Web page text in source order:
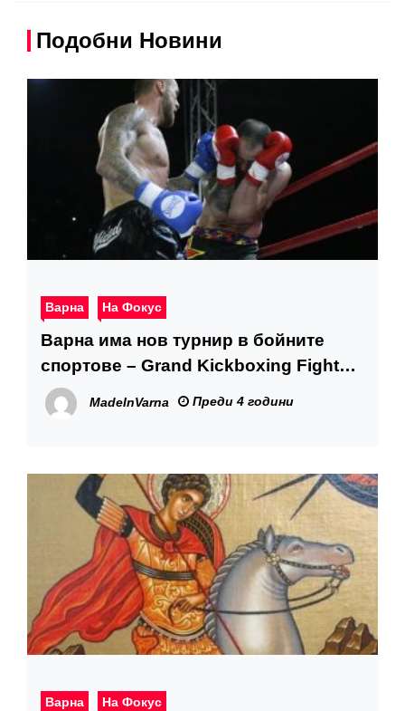
Подобни Новини
Варна На Фокус
Варна има нов турнир в бойните
спортове – Grand Kickboxing Fight
Night
MadeInVarna Преди 4 години
Варна На Фокус